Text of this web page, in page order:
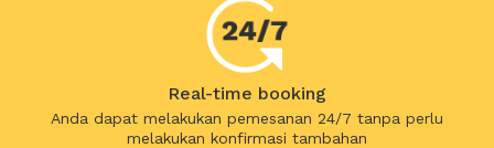
Real-time booking
Anda dapat melakukan pemesanan 24/7 tanpa perlu
melakukan konfirmasi tambahan